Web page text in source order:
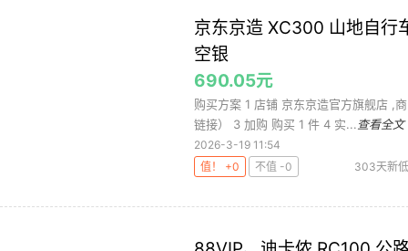
京东京造 XC300 山地自行
空银
690.05元
购买方案 1 店铺 京东京造官方旗舰店 ,
链接） 3 加购 购买 1 件 4 实... 查看全文
2026-3-19 11:54
值！ +0
不值 -0
303天新低